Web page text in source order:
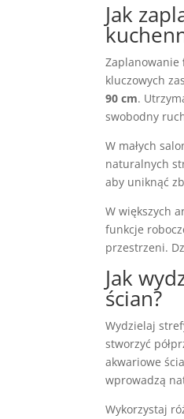
Jak
Zaplanowanie
kluczowych
90 cm.
swobodny
W małych
naturalnych
aby uniknąć
W większych
funkcje
przestrzeni.
Jak
ścian?
Wydzielaj
stworzyć
akwariowe
wprowadzą
Wykorzystaj